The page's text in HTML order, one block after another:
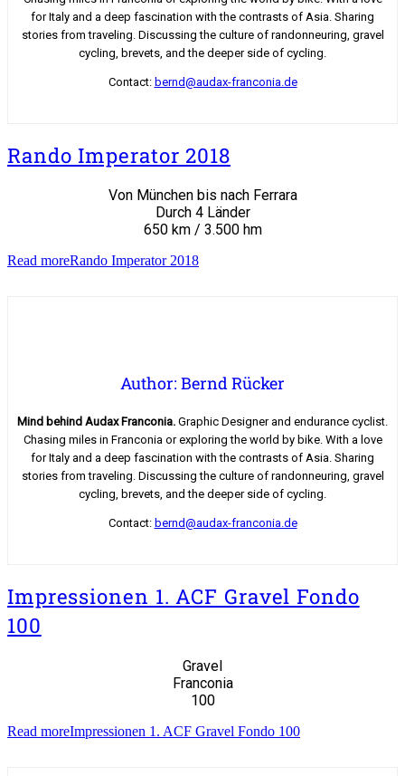
for Italy and a deep fascination with the contrasts of Asia. Sharing
stories from traveling. Discussing the culture of randonneuring, gravel
cycling, brevets, and the deeper side of cycling.
Contact: bernd@audax-franconia.de
Rando Imperator 2018
Von München bis nach Ferrara
Durch 4 Länder
650 km / 3.500 hm
Read moreRando Imperator 2018
Author: Bernd Rücker
Mind behind Audax Franconia. Graphic Designer and endurance cyclist.
Chasing miles in Franconia or exploring the world by bike. With a love
for Italy and a deep fascination with the contrasts of Asia. Sharing
stories from traveling. Discussing the culture of randonneuring, gravel
cycling, brevets, and the deeper side of cycling.
Contact: bernd@audax-franconia.de
Impressionen 1. ACF Gravel Fondo
100
Gravel
Franconia
100
Read moreImpressionen 1. ACF Gravel Fondo 100